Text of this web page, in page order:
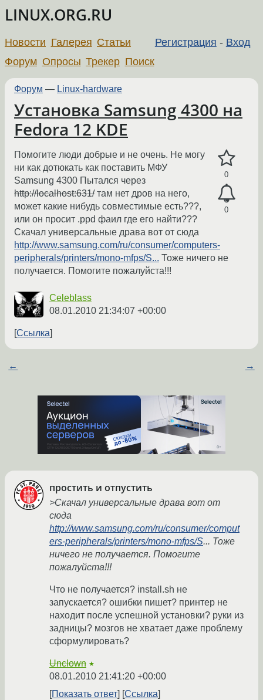
LINUX.ORG.RU
Регистрация - Вход
Новости Галерея Статьи
Форум Опросы Трекер Поиск
Форум — Linux-hardware
Установка Samsung 4300 на
Fedora 12 KDE
0
0
Помогите люди добрые и не очень. Не могу
ни как дотюкать как поставить МФУ
Samsung 4300 Пытался через
http://localhost:631/там нет дров на него,
может какие нибудь совместимые есть???,
или он просит .ppd фаил где его найти???
Скачал универсальные драва вот от сюда
http://www.samsung.com/ru/consumer/computers-
peripherals/printers/mono-mfps/S... Тоже ничего не
получается. Помогите пожалуйста!!!
Celeblass
08.01.2010 21:34:07 +00:00
Ссылка
← →
простить и отпустить
>Скачал универсальные драва вот от
сюда
http://www.samsung.com/ru/consumer/comput
ers-peripherals/printers/mono-mfps/S... Тоже
ничего не получается. Помогите
пожалуйста!!!
Что не получается? install.sh не
запускается? ошибки пишет? принтер не
находит после успешной установки? руки из
задницы? мозгов не хватает даже проблему
сформулировать?
Unclown ★
08.01.2010 21:41:20 +00:00
Показать ответ
Ссылка